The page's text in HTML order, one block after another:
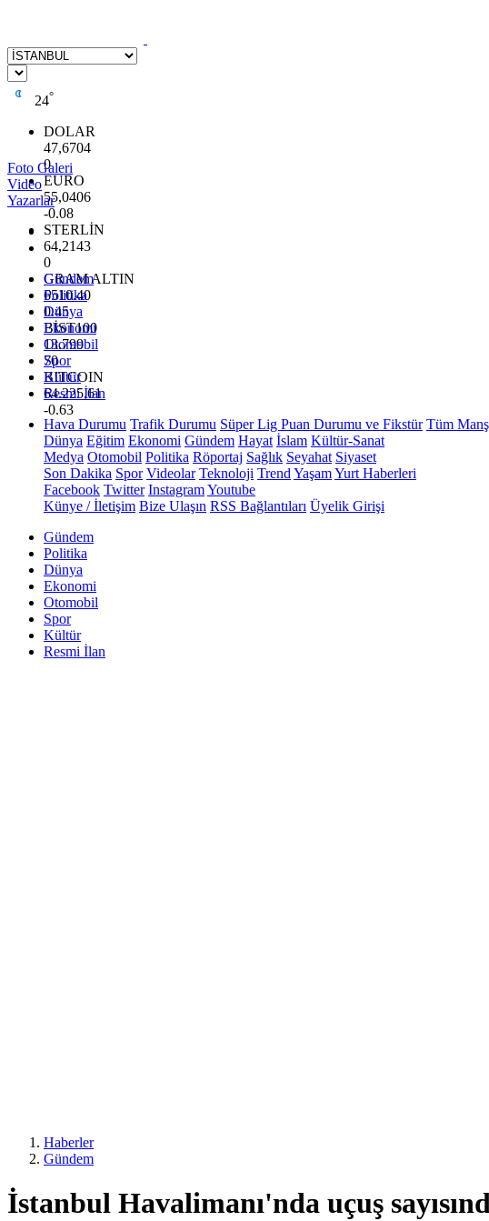
24°
DOLAR
47,6704
0
EURO
55,0406
-0.08
STERLİN
64,2143
0
GRAM ALTIN
6510.40
0.45
BİST100
13.799
70
BITCOIN
64.225,61
-0.63
Foto Galeri
Video
Yazarlar
Gündem
Politika
Dünya
Ekonomi
Otomobil
Spor
Kültür
Resmi İlan
Hava Durumu Trafik Durumu Süper Lig Puan Durumu ve Fikstür Tüm
Dünya Eğitim Ekonomi Gündem Hayat İslam Kültür-Sanat
Medya Otomobil Politika Röportaj Sağlık Seyahat Siyaset
Son Dakika Spor Videolar Teknoloji Trend YaşamYurt Haberleri
Facebook Twitter InstagramYoutube
Künye / İletişim Bize Ulaşın RSS Bağlantıları Üyelik Girişi
Gündem
Politika
Dünya
Ekonomi
Otomobil
Spor
Kültür
Resmi İlan
Haberler
Gündem
İstanbul Havalimanı'nda uçuş